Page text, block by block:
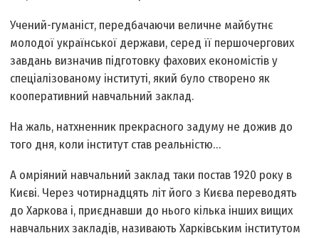
Учений-гуманіст, передбачаючи величне майбутнє
молодої української держави, серед її першочергових
завдань визначив підготовку фахових економістів у
спеціалізованому інституті, який було створено як
кооперативний навчальний заклад.
На жаль, натхненник прекрасного задуму не дожив до
того дня, коли інститут став реальністю…
А омріяний навчальний заклад таки постав 1920 року в
Києві. Через чотирнадцять літ його з Києва переводять
до Харкова і, приєднавши до нього кілька інших вищих
навчальних закладів, називають Харківським інститутом